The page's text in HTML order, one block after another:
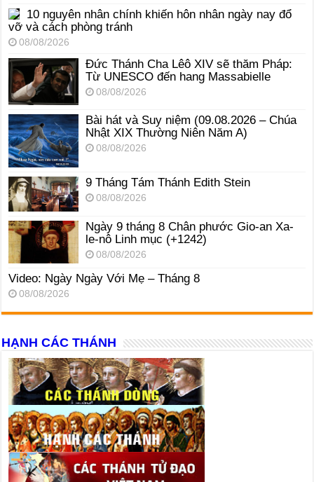
10 nguyên nhân chính khiến hôn nhân ngày nay đổ
vỡ và cách phòng tránh
08/08/2026
Đức Thánh Cha Lêô XIV sẽ thăm Pháp:
Từ UNESCO đến hang Massabielle
08/08/2026
Bài hát và Suy niệm (09.08.2026 – Chúa
Nhật XIX Thường Niên Năm A)
08/08/2026
9 Tháng Tám Thánh Edith Stein
08/08/2026
Ngày 9 tháng 8 Chân phước Gio-an Xa-
le-nô Linh mục (+1242)
08/08/2026
Video: Ngày Ngày Với Mẹ – Tháng 8
08/08/2026
HẠNH CÁC THÁNH